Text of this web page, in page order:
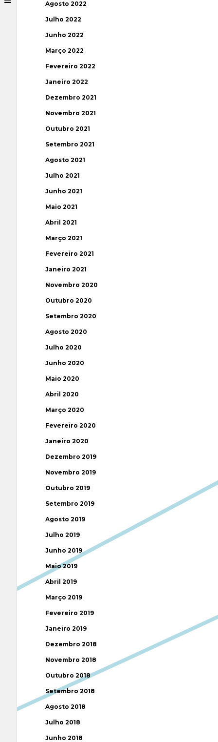
Agosto 2022
Julho 2022
Junho 2022
Março 2022
Fevereiro 2022
Janeiro 2022
Dezembro 2021
Novembro 2021
Outubro 2021
Setembro 2021
Agosto 2021
Julho 2021
Junho 2021
Maio 2021
Abril 2021
Março 2021
Fevereiro 2021
Janeiro 2021
Novembro 2020
Outubro 2020
Setembro 2020
Agosto 2020
Julho 2020
Junho 2020
Maio 2020
Abril 2020
Março 2020
Fevereiro 2020
Janeiro 2020
Dezembro 2019
Novembro 2019
Outubro 2019
Setembro 2019
Agosto 2019
Julho 2019
Junho 2019
Maio 2019
Abril 2019
Março 2019
Fevereiro 2019
Janeiro 2019
Dezembro 2018
Novembro 2018
Outubro 2018
Setembro 2018
Agosto 2018
Julho 2018
Junho 2018